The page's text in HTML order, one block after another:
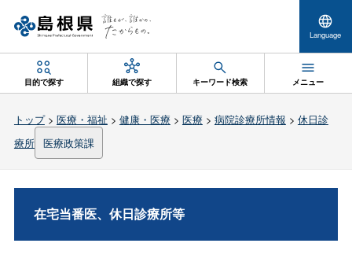
Language
目的で探す 組織で探す キーワード検索 メニュー
トップ> 医療・福祉 > 健康・医療 > 医療 > 病院診療所情報 > 休日診
療所 医療政策課
在宅当番医、休日診療所等